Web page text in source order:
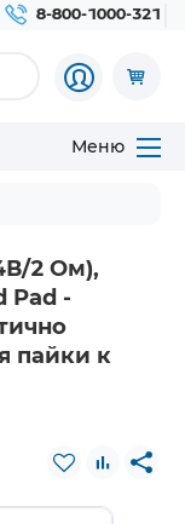
8-800-1000-321
Меню
2 Ом),
Pad -
пайки к